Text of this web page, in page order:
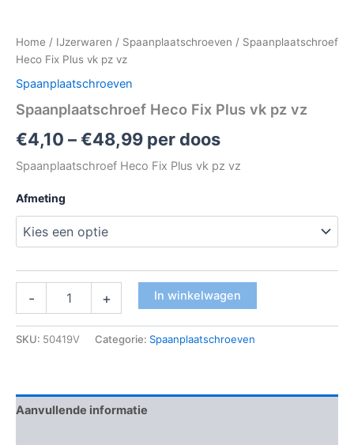
Home / IJzerwaren / Spaanplaatschroeven / Spaanplaatschroef
Heco Fix Plus vk pz vz
Spaanplaatschroeven
Spaanplaatschroef Heco Fix Plus vk pz vz
€4,10 –€48,99 per doos
Spaanplaatschroef Heco Fix Plus vk pz vz
Afmeting
- + In winkelwagen
SKU: 50419V Categorie: Spaanplaatschroeven
Aanvullende informatie